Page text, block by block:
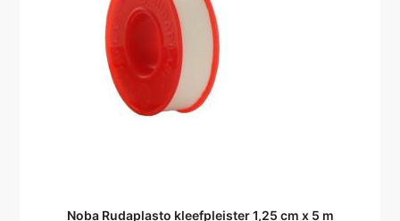
Noba Rudaplasto kleefpleister 1,25 cm x 5 m